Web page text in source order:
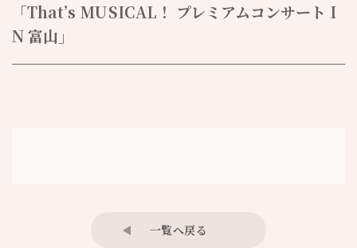
「That’s MUSICAL！ プレミアムコンサート I
N 富山」
一覧へ戻る